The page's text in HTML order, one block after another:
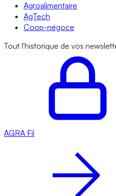
Agroalimentaire
AgTech
Coop-négoce
Tout l'historique de vos
AGRA Fil